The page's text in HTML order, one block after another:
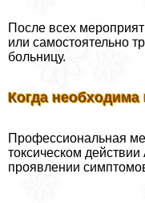
После всех
или самостоятельно
больницу.
Когда
Профессиональная
токсическом
проявлении